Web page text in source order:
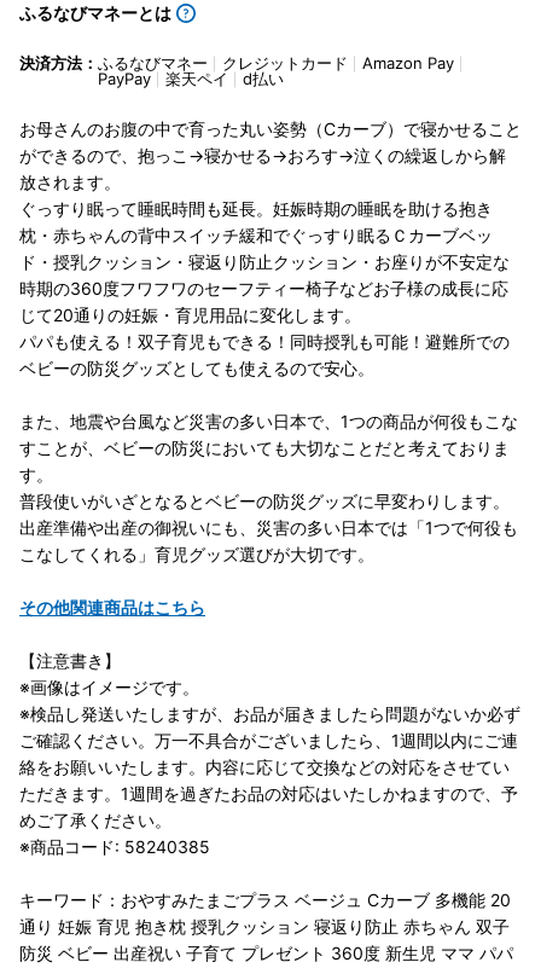
ふるなびマネーとは
決済方法： ふるなびマネー クレジットカード
Amazon Pay
PayPay
楽天ペイ d払い
お母さんのお腹の中で育った丸い姿勢（Cカーブ）で寝かせること
ができるので、抱っこ→寝かせる→おろす→泣くの繰返しから解
放されます。
ぐっすり眠って睡眠時間も延長。妊娠時期の睡眠を助ける抱き
枕・赤ちゃんの背中スイッチ緩和でぐっすり眠るＣカーブベッ
ド・授乳クッション・寝返り防止クッション・お座りが不安定な
時期の360度フワフワのセーフティー椅子などお子様の成長に応
じて20通りの妊娠・育児用品に変化します。
パパも使える！双子育児もできる！同時授乳も可能！避難所での
ベビーの防災グッズとしても使えるので安心。
また、地震や台風など災害の多い日本で、1つの商品が何役もこな
すことが、ベビーの防災においても大切なことだと考えておりま
す。
普段使いがいざとなるとベビーの防災グッズに早変わりします。
出産準備や出産の御祝いにも、災害の多い日本では「1つで何役も
こなしてくれる」育児グッズ選びが大切です。
その他関連商品はこちら
【注意書き】
※画像はイメージです。
※検品し発送いたしますが、お品が届きましたら問題がないか必ず
ご確認ください。万一不具合がございましたら、1週間以内にご連
絡をお願いいたします。内容に応じて交換などの対応をさせてい
ただきます。1週間を過ぎたお品の対応はいたしかねますので、予
めご了承ください。
※商品コード: 58240385
キーワード：おやすみたまごプラス ベージュ Cカーブ 多機能 20
通り 妊娠 育児 抱き枕 授乳クッション 寝返り防止 赤ちゃん 双子
防災 ベビー 出産祝い 子育て プレゼント 360度 新生児 ママ パパ